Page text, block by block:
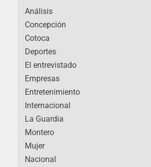
Análisis
Concepción
Cotoca
Deportes
El entrevistado
Empresas
Entretenimiento
Internacional
La Guardia
Montero
Mujer
Nacional